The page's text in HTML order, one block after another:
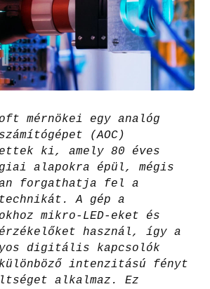
mérnökei egy analóg
(AOC)
ki, amely 80 éves
alapokra épül, mégis
forgathatja fel a
A gép a
mikro-LED-eket és
érzékelőket használ, így a
digitális kapcsolók
intenzitású fényt
alkalmaz. Ez